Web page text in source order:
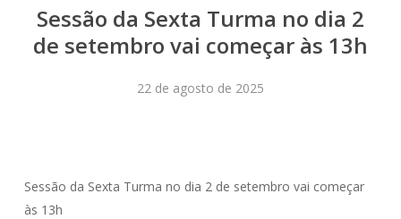
Sessão da Sexta Turma no dia 2
de setembro vai começar às 13h
22 de agosto de 2025
Sessão da Sexta Turma no dia 2 de setembro vai começar
às 13h